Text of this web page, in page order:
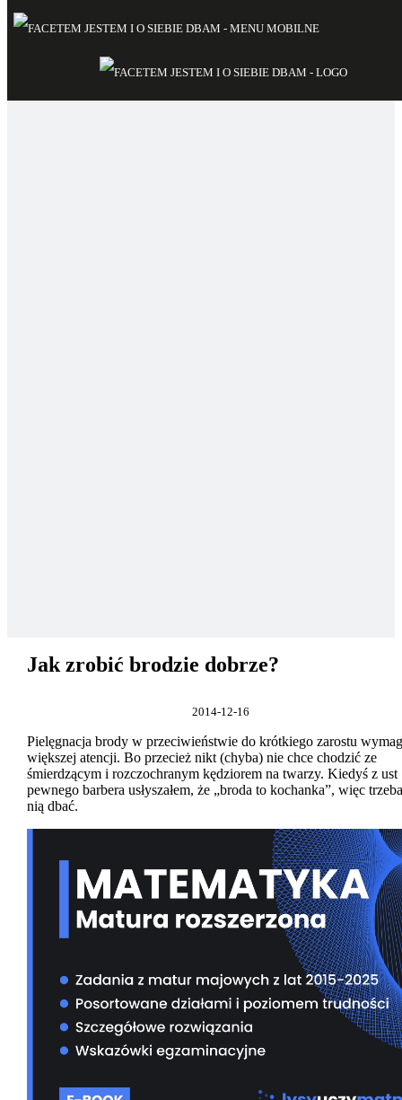
Jak zrobić brodzie dobrze?
2014-12-16
Pielęgnacja brody w przeciwieństwie do krótkiego zarostu
większej atencji. Bo przecież nikt (chyba) nie chce chodzić ze
śmierdzącym i rozczochranym kędziorem na twarzy. Kiedyś z ust
pewnego barbera usłyszałem, że „broda to kochanka”, więc
nią dbać.